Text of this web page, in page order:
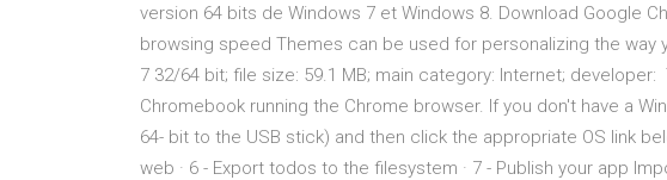
version 64 bits de Windows 7 et Windows 8. Download Google
browsing speed Themes can be used for personalizing the way
7 32/64 bit; file size: 59.1 MB; main category: Internet;
Chromebook running the Chrome browser. If you don't have a
64- bit to the USB stick) and then click the appropriate OS link
web · 6 - Export todos to the filesystem · 7 - Publish your app